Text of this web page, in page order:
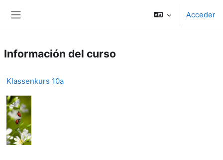
Acceder
Información del curso
Klassenkurs 10a